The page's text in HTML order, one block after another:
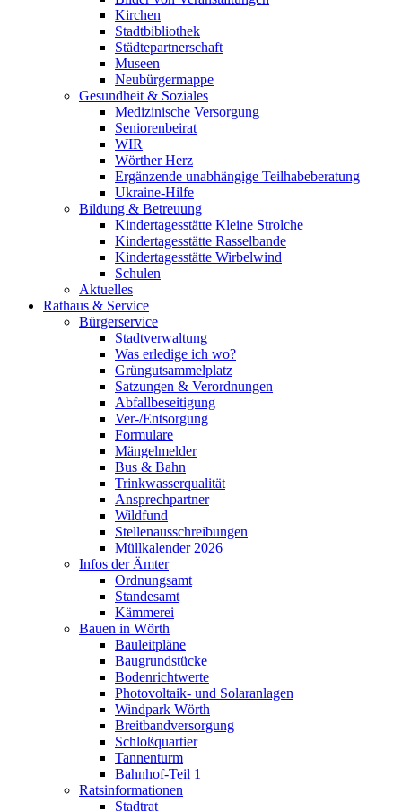
Kirchen
Stadtbibliothek
Städtepartnerschaft
Museen
Neubürgermappe
Gesundheit & Soziales
Medizinische Versorgung
Seniorenbeirat
WIR
Wörther Herz
Ergänzende unabhängige Teilhabeberatung
Ukraine-Hilfe
Bildung & Betreuung
Kindertagesstätte Kleine Strolche
Kindertagesstätte Rasselbande
Kindertagesstätte Wirbelwind
Schulen
Aktuelles
Rathaus & Service
Bürgerservice
Stadtverwaltung
Was erledige ich wo?
Grüngutsammelplatz
Satzungen & Verordnungen
Abfallbeseitigung
Ver-/Entsorgung
Formulare
Mängelmelder
Bus & Bahn
Trinkwasserqualität
Ansprechpartner
Wildfund
Stellenausschreibungen
Müllkalender 2026
Infos der Ämter
Ordnungsamt
Standesamt
Kämmerei
Bauen in Wörth
Bauleitpläne
Baugrundstücke
Bodenrichtwerte
Photovoltaik- und Solaranlagen
Windpark Wörth
Breitbandversorgung
Schloßquartier
Tannenturm
Bahnhof-Teil 1
Ratsinformationen
Stadtrat